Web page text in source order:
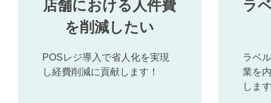
店舗における人件費
を削減したい
POSレジ導入で省人化を実現
し経費削減に貢献します！
ラ
ラベ
業を
しま